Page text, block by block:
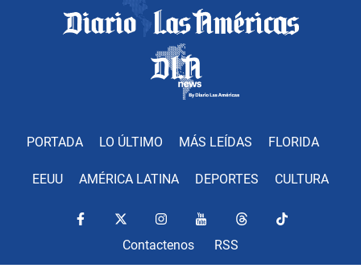
PORTADA LO ÚLTIMO MÁS LEÍDAS FLORIDA
EEUU AMÉRICA LATINA DEPORTES CULTURA
Contactenos RSS